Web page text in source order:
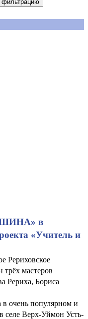
в
«Учитель и
Рериховское
мастеров
Рериха, Бориса
в очень популярном и
селе Верх-Уймон Усть-